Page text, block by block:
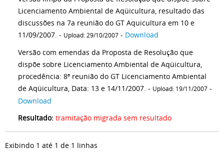
Licenciamento Ambiental de Aqüicultura, resultado das
discussões na 7a reunião do GT Aquicultura em 10 e
11/09/2007. - Upload: 29/10/2007 - Download
Versão com emendas da Proposta de Resolução que
dispõe sobre Licenciamento Ambiental de Aqüicultura,
procedência: 8ª reunião do GT Licenciamento Ambiental
de Aqüicultura, Data: 13 e 14/11/2007. - Upload: 19/11/2007 -
Download
Resultado: tramitação migrada sem resultado
Exibindo 1 até 1 de 1 linhas